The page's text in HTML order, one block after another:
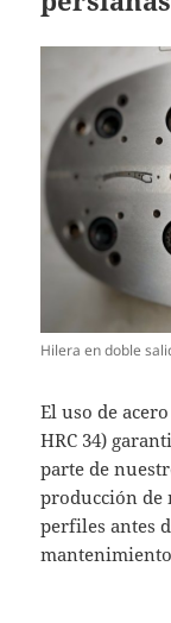
Hilera en doble
El uso de
HRC 34)
parte de
producción de
perfiles antes